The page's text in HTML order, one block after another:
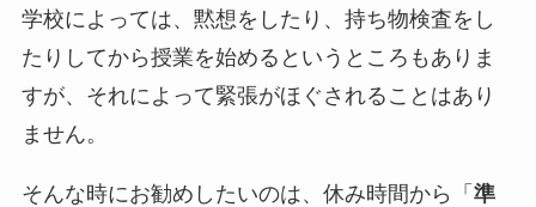
学校によっては、黙想をしたり、持ち物検査をし
たりしてから授業を始めるというところもありま
すが、それによって緊張がほぐされることはあり
ません。
そんな時にお勧めしたいのは、休み時間から「 準